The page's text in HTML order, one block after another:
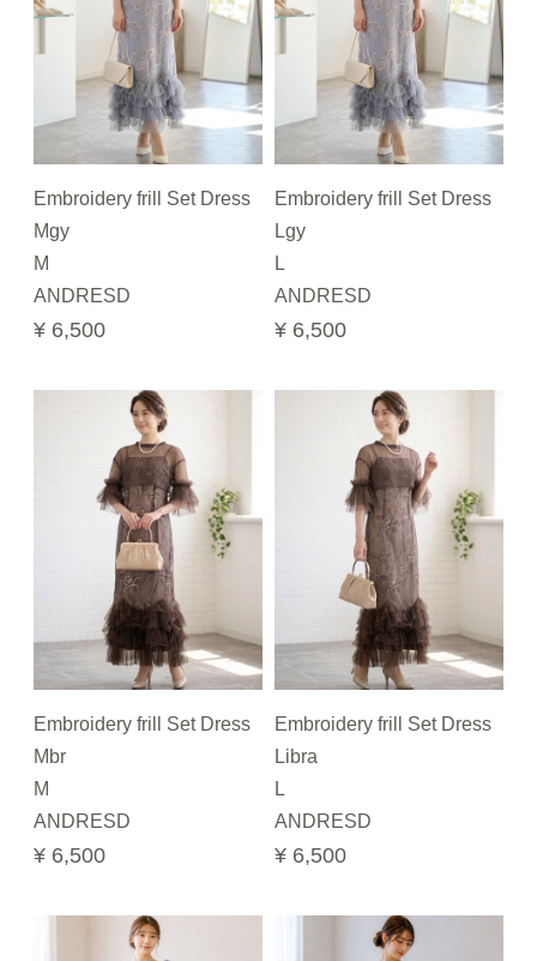
Embroidery frill Set Dress
Mgy
M
ANDRESD
¥ 6,500
Embroidery frill Set Dress
Lgy
L
ANDRESD
¥ 6,500
Embroidery frill Set Dress
Mbr
M
ANDRESD
¥ 6,500
Embroidery frill Set Dress
Libra
L
ANDRESD
¥ 6,500